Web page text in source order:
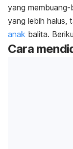
yang
yang lebih halus,
anak balita.
Cara